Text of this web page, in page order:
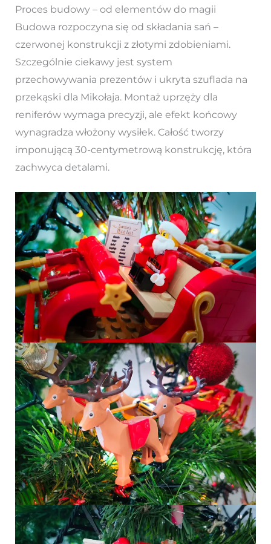
Proces budowy – od elementów do magii
Budowa rozpoczyna się od składania sań –
czerwonej konstrukcji z złotymi zdobieniami.
Szczególnie ciekawy jest system
przechowywania prezentów i ukryta szuflada na
przekąski dla Mikołaja. Montaż uprzęży dla
reniferów wymaga precyzji, ale efekt końcowy
wynagradza włożony wysiłek. Całość tworzy
imponującą 30-centymetrową konstrukcję, która
zachwyca detalami.